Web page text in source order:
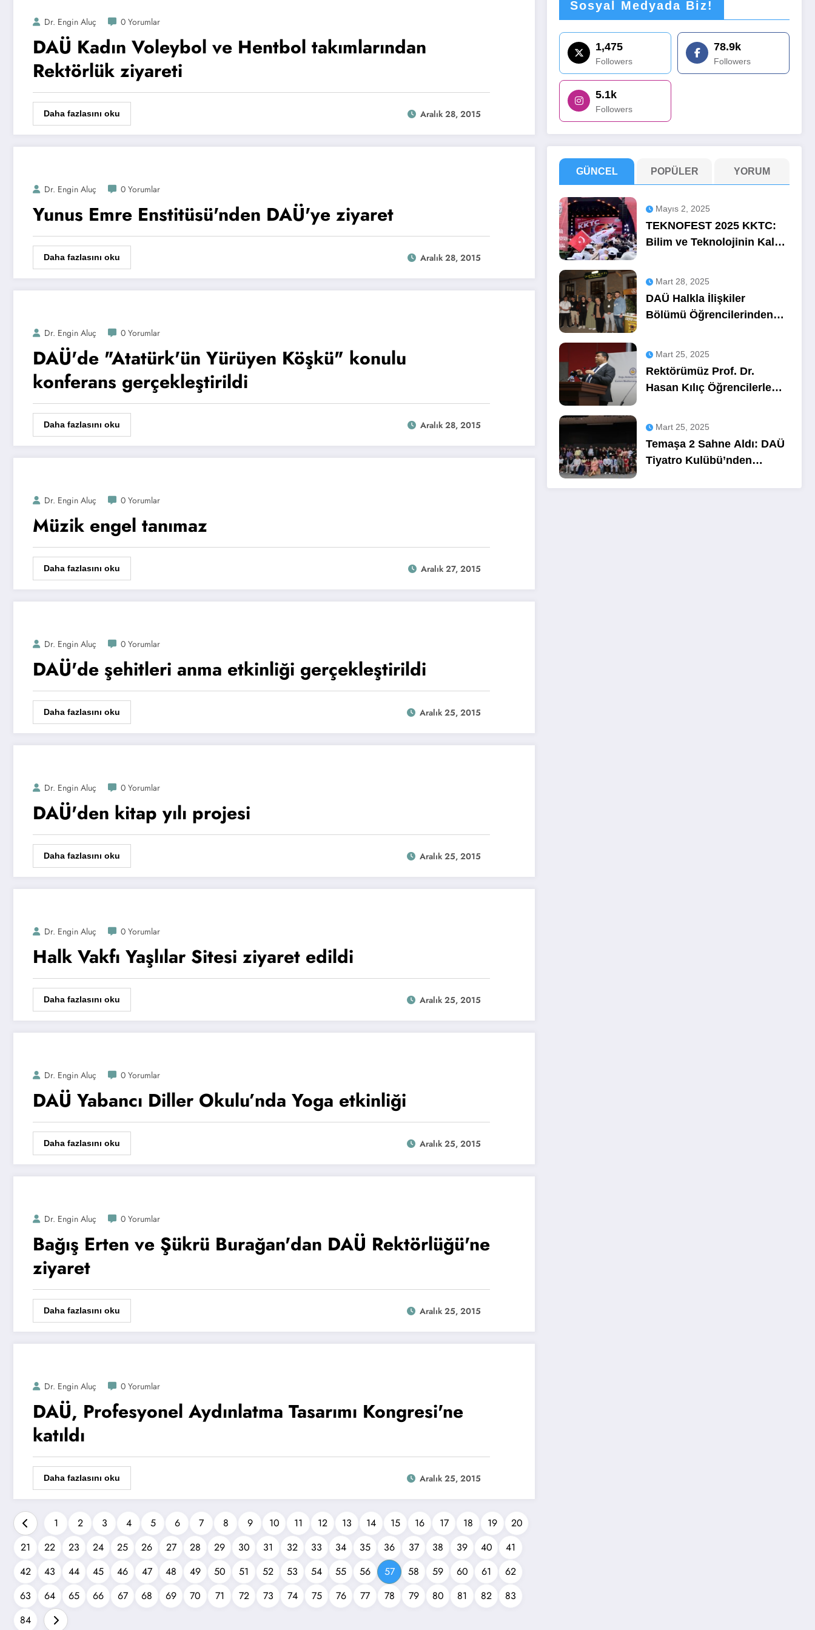
Dr. Engin Aluç 0 Yorumlar
DAÜ Kadın Voleybol ve Hentbol takımlarından
Rektörlük ziyareti
Daha fazlasını oku Aralık 28, 2015
Dr. Engin Aluç 0 Yorumlar
Yunus Emre Enstitüsü'nden DAÜ'ye ziyaret
Daha fazlasını oku Aralık 28, 2015
Dr. Engin Aluç 0 Yorumlar
DAÜ'de "Atatürk'ün Yürüyen Köşkü" konulu
konferans gerçekleştirildi
Daha fazlasını oku Aralık 28, 2015
Dr. Engin Aluç 0 Yorumlar
Müzik engel tanımaz
Daha fazlasını oku Aralık 27, 2015
Dr. Engin Aluç 0 Yorumlar
DAÜ'de şehitleri anma etkinliği gerçekleştirildi
Daha fazlasını oku Aralık 25, 2015
Dr. Engin Aluç 0 Yorumlar
DAÜ'den kitap yılı projesi
Daha fazlasını oku Aralık 25, 2015
Dr. Engin Aluç 0 Yorumlar
Halk Vakfı Yaşlılar Sitesi ziyaret edildi
Daha fazlasını oku Aralık 25, 2015
Dr. Engin Aluç 0 Yorumlar
DAÜ Yabancı Diller Okulu’nda Yoga etkinliği
Daha fazlasını oku Aralık 25, 2015
Dr. Engin Aluç 0 Yorumlar
Bağış Erten ve Şükrü Burağan'dan DAÜ Rektörlüğü'ne
ziyaret
Daha fazlasını oku Aralık 25, 2015
Dr. Engin Aluç 0 Yorumlar
DAÜ, Profesyonel Aydınlatma Tasarımı Kongresi'ne
katıldı
Daha fazlasını oku Aralık 25, 2015
1 2 3 4 5 6 7 8 9 10 11 12 13 14 15 16 17 18 19
20
21
22 23 24 25 26 27 28 29 30 31 32 33 34 35 36 37 38 39 40
41
42
43 44 45 46 47 48 49 50 51 52 53 54 55 56 57 58 59 60 61
62
63
64 65 66 67 68 69 70 71 72 73 74 75 76 77 78 79 80 81 82
83
84
Sosyal Medyada Biz!
1,475
Followers
78.9k
Followers
5.1k
Followers
GÜNCEL POPÜLER YORUM
Mayıs 2, 2025
TEKNOFEST 2025 KKTC:
Bilim ve Teknolojinin Kalbi
Mart 28, 2025
DAÜ Halkla İlişkiler
Bölümü Öğrencilerinden
Mart 25, 2025
Rektörümüz Prof. Dr.
Hasan Kılıç Öğrencilerle
Mart 25, 2025
Temaşa 2 Sahne Aldı: DAÜ
Tiyatro Kulübü’nden